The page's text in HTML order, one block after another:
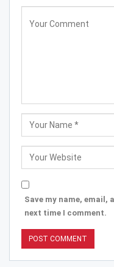
Save my name,
next time I comment.